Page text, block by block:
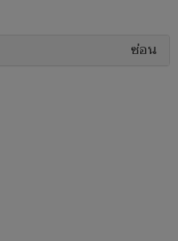
ซ่อน